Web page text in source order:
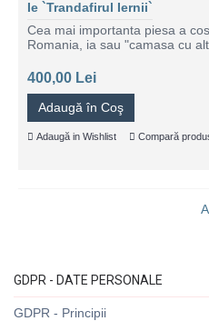
Ie `Trandafirul Iernii`
Cea mai importanta piesa a
Romania, ia sau "camasa cu
400,00 Lei
Adaugă în Coş
Adaugă in Wishlist Compară
GDPR - DATE PERSONALE
GDPR - Principii